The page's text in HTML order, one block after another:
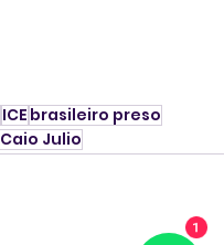
ICE brasileiro preso
Caio Julio
1